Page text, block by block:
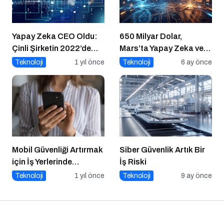
Yapay Zeka CEO Oldu:
Çinli Şirketin 2022’de
Attığı Adım Yeniden
Teknoloji 1 yıl önce
650 Milyar Dolar,
Mars’ta Yapay Zeka ve
Super Bowl’da AI
İlk Haftası
Teknoloji 6 ay önce
Mobil Güvenliği Artırmak
için İş Yerlerinde
Alınabilecek 8 Temel
Teknoloji 1 yıl önce
Siber Güvenlik Artık Bir
İş Riski
Teknoloji 9 ay önce